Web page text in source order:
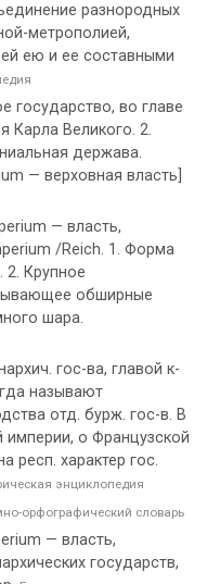
разнородных
метрополией,
ею и ее составными
государство, во главе
Карла Великого. 2.
держава.
— верховная власть]
— власть,
/Reich. 1. Форма
2. Крупное
обширные
шара.
гос-ва, главой к-
называют
отд. бурж. гос-в. В
империи, о Французской
респ. характер гос.
энциклопедия
орфографический словарь
— власть,
государств,